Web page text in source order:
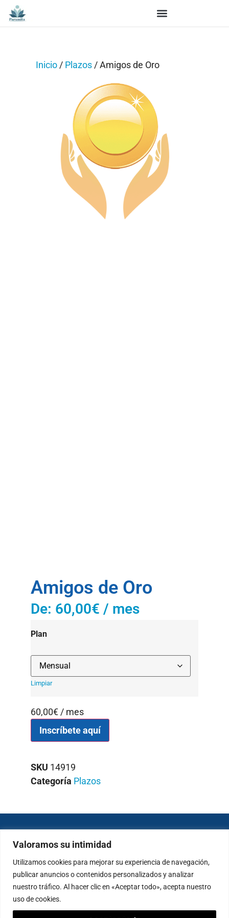
Valoramos su intimidad
Utilizamos cookies para mejorar su experiencia de navegación,
publicar anuncios o contenidos personalizados y analizar
nuestro tráfico. Al hacer clic en «Aceptar todo», acepta nuestro
uso de cookies.
Inicio / Plazos / Amigos de Oro
Amigos de Oro
De: 60,00€ / mes
Plan
Limpiar
60,00€ / mes
Inscríbete aquí
SKU 14919
Categoría Plazos
Contáctanos
Av. de Comtat, 1 Bis,
buzón 207
Pedreguer (Muntanya
Quiénes somos
Actividades
Cursos
Blog